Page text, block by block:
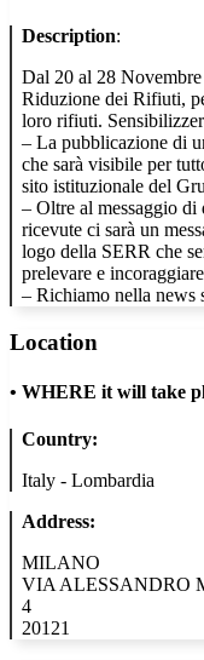
Description:
Dal 20 al 28 Novembre
Riduzione dei Rifiuti,
loro rifiuti.
– La pubblicazione di
che sarà visibile per
sito istituzionale del
– Oltre al messaggio di
ricevute ci sarà un
logo della SERR che
prelevare e
– Richiamo nella news
Location
• WHERE it will take
Country:
Italy - Lombardia
Address:
MILANO
VIA ALESSANDRO
4
20121